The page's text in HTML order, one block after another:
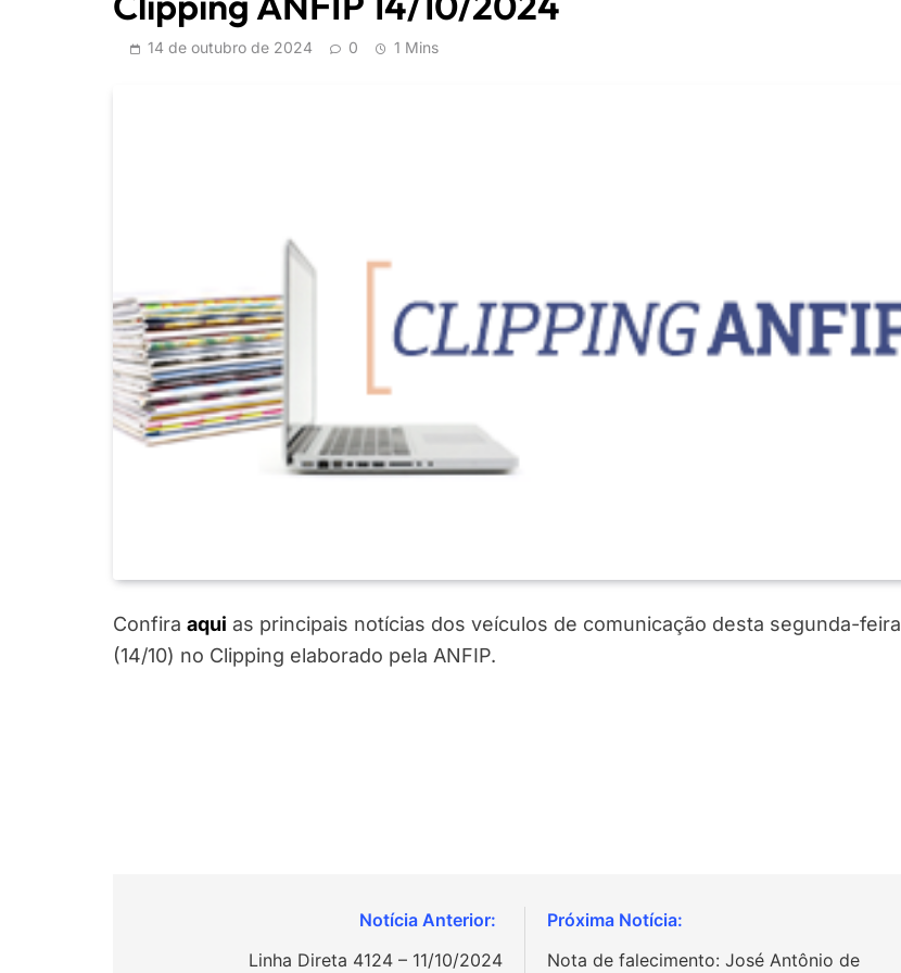
14 de outubro de 2024 0 1 Mins
Confira aqui as principais notícias dos veículos de comunicação desta segunda-feira
(14/10) no Clipping elaborado pela ANFIP.
Linha Direta 4124 – 11/10/2024 Nota de falecimento: José Antônio de